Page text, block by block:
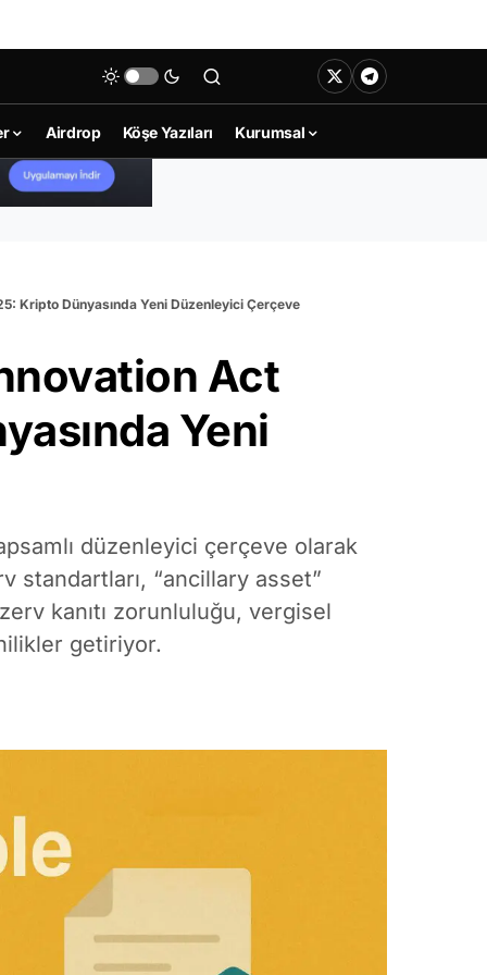
Airdrop Köşe Yazıları Kurumsal
Kripto Dünyasında Yeni Düzenleyici Çerçeve
Act
Yeni
düzenleyici çerçeve olarak
standartları, “ancillary asset”
kanıtı zorunluluğu, vergisel
getiriyor.